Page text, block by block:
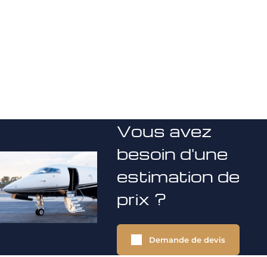
Vous avez
besoin d'une
estimation de
prix ?
Demande de devis